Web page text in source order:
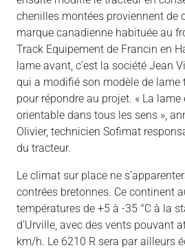
chenilles montées proviennent de
marque canadienne habituée au
Track Equipement de Francin en
lame avant, c’est la société Jean
qui a modifié son modèle de lame
pour répondre au projet. « La
orientable dans tous les sens »,
Olivier, technicien Sofimat
du tracteur.
Le climat sur place ne
contrées bretonnes. Ce continent
températures de +5 à -35 °C à la
d’Urville, avec des vents pouvant
km/h. Le 6210 R sera par ailleurs